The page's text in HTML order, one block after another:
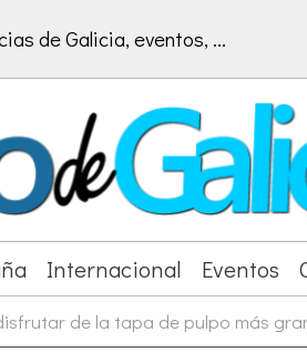
de Galicia, eventos, ...
Internacional Eventos
de la tapa de pulpo más